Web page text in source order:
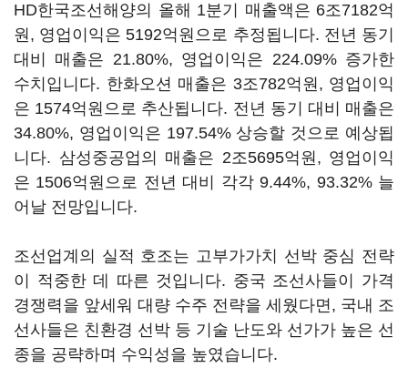
HD한국조선해양의 올해 1분기 매출액은 6조7182억
원, 영업이익은 5192억원으로 추정됩니다. 전년 동기
대비 매출은 21.80%, 영업이익은 224.09% 증가한
수치입니다. 한화오션 매출은 3조782억원, 영업이익
은 1574억원으로 추산됩니다. 전년 동기 대비 매출은
34.80%, 영업이익은 197.54% 상승할 것으로 예상됩
니다. 삼성중공업의 매출은 2조5695억원, 영업이익
은 1506억원으로 전년 대비 각각 9.44%, 93.32% 늘
어날 전망입니다.
조선업계의 실적 호조는 고부가가치 선박 중심 전략
이 적중한 데 따른 것입니다. 중국 조선사들이 가격
경쟁력을 앞세워 대량 수주 전략을 세웠다면, 국내 조
선사들은 친환경 선박 등 기술 난도와 선가가 높은 선
종을 공략하며 수익성을 높였습니다.